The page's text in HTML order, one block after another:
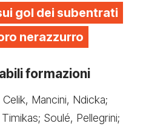
gol dei subentrati
nerazzurro
formazioni
Celik, Mancini, Ndicka;
Soulé, Pellegrini;